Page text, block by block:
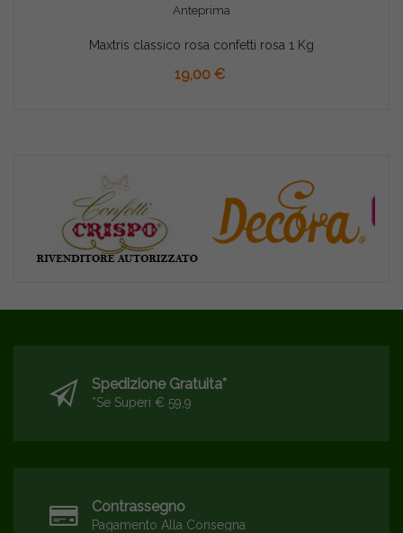
Anteprima
Maxtris classico rosa confetti rosa 1 Kg
19,00 €
Spedizione Gratuita*
*se Superi € 59,9
Contrassegno
Pagamento Alla Consegna